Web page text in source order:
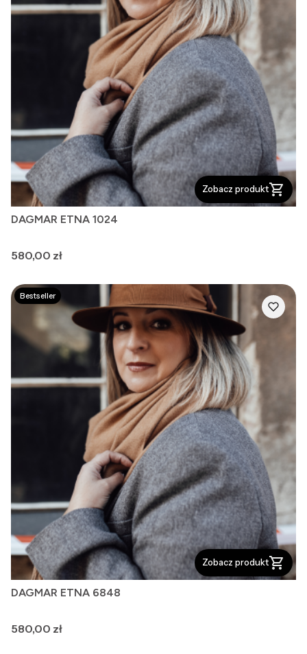
Zobacz produkt
DAGMAR ETNA 1024
Cena
580,00 zł
Bestseller
Zobacz produkt
DAGMAR ETNA 6848
Cena
580,00 zł